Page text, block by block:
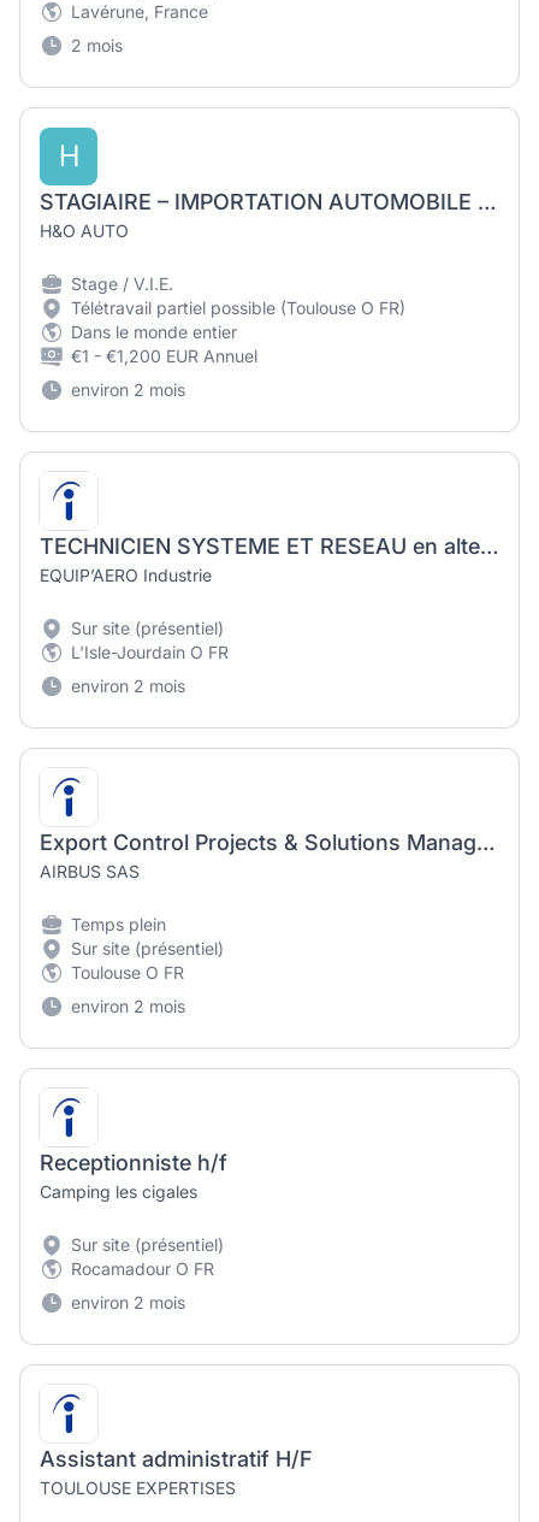
Lavérune, France
2 mois
H
STAGIAIRE – IMPORTATION AUTOMOBILE / BUSINESS DEVELOPMENT / COMMUNICATION / MARKETING
H&O AUTO
Stage / V.I.E.
Télétravail partiel possible (Toulouse O FR)
Dans le monde entier
€1 - €1,200 EUR Annuel
environ 2 mois
TECHNICIEN SYSTEME ET RESEAU en alternance (F/H)
EQUIP’AERO Industrie
Sur site (présentiel)
L'Isle-Jourdain O FR
environ 2 mois
Export Control Projects & Solutions Manager(M/F)
AIRBUS SAS
Temps plein
Sur site (présentiel)
Toulouse O FR
environ 2 mois
Receptionniste h/f
Camping les cigales
Sur site (présentiel)
Rocamadour O FR
environ 2 mois
Assistant administratif H/F
TOULOUSE EXPERTISES